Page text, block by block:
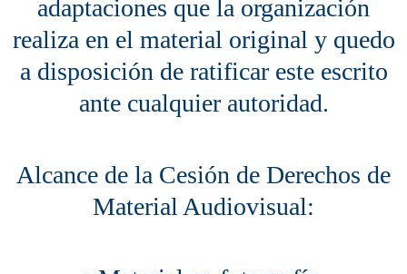
adaptaciones que la organización
realiza en el material original y quedo
a disposición de ratificar este escrito
ante cualquier autoridad.
Alcance de la Cesión de Derechos de
Material Audiovisual: